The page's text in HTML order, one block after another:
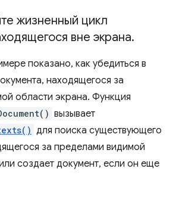
жизненный цикл
вне экрана.
показано, как убедиться в
находящегося за
области экрана. Функция
вызывает
для поиска существующего
за пределами видимой
создает документ, если он еще